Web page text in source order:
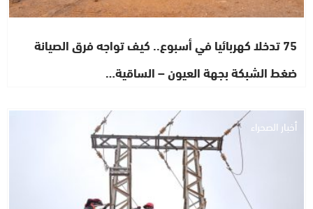
75 تدخلا كهربائيا في أسبوع.. كيف تواجه فرق الصيانة
ضغط الشبكة بجهة العيون – الساقية…
أخبار الصحراء